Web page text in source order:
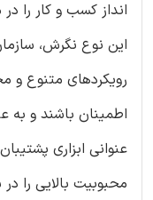
انداز کسب و کار را
این نوع نگرش،
رویکردهای متنوع و
اطمینان باشند و به
عنوانی ابزاری
محبوبیت بالایی را